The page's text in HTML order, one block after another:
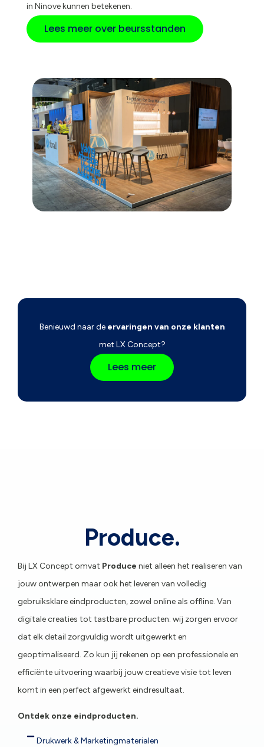
in Ninove kunnen betekenen.
Lees meer over beursstanden
Benieuwd naar de ervaringen van onze klanten
met LX Concept?
Lees meer
Produce.
Bij LX Concept omvat Produce niet alleen het realiseren van
jouw ontwerpen maar ook het leveren van volledig
gebruiksklare eindproducten, zowel online als offline. Van
digitale creaties tot tastbare producten: wij zorgen ervoor
dat elk detail zorgvuldig wordt uitgewerkt en
geoptimaliseerd. Zo kun jij rekenen op een professionele en
efficiënte uitvoering waarbij jouw creatieve visie tot leven
komt in een perfect afgewerkt eindresultaat.
Ontdek onze eindproducten.
Drukwerk & Marketingmaterialen